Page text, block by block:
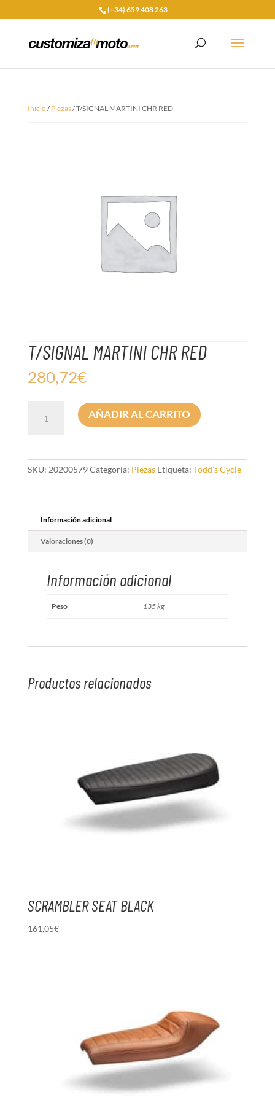
(+34) 659 408 263
Inicio/Piezas/ T/SIGNAL MARTINI CHR RED
T/SIGNAL MARTINI CHR RED
280,72€
MARTINI
AÑADIR AL CARRITO
SKU: 20200579Categoría: Piezas Etiqueta: Todd's Cycle
Información adicional
Valoraciones (0)
Información adicional
Peso 135 kg
Productos relacionados
SCRAMBLER SEAT BLACK
161,05€